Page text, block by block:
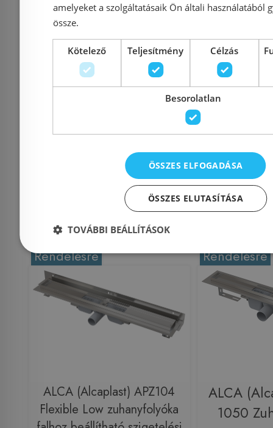
Vicario zuhanyfolyóka
KRÓM színű ráccsal (DP-
800-DS3)
Azonosító: 168960
Cikkszám: DP-800-DS3
68 568 Ft
Kosárba
ALCA
950
86
Rendelésre
ALCA (Alcaplast) APZ104
Flexible Low zuhanyfolyóka
Rendelésre
ALCA
1050
amelyeket a szolgáltatásaik Ön általi használatából
össze.
Kötelező Teljesítmény Célzás
Besorolatlan
ÖSSZES ELFOGADÁSA
ÖSSZES ELUTASÍTÁSA
TOVÁBBI BEÁLLÍTÁSOK